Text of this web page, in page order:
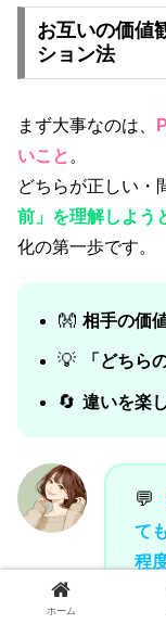
お互いの価値
ション法
まず大事なのは、
いこと 。
どちらが正しい・
前」を理解しよう
化の第一歩です。
👐 相手の価
💡 「どちら
🔄 違いを楽
💬
て
程
を
ホーム